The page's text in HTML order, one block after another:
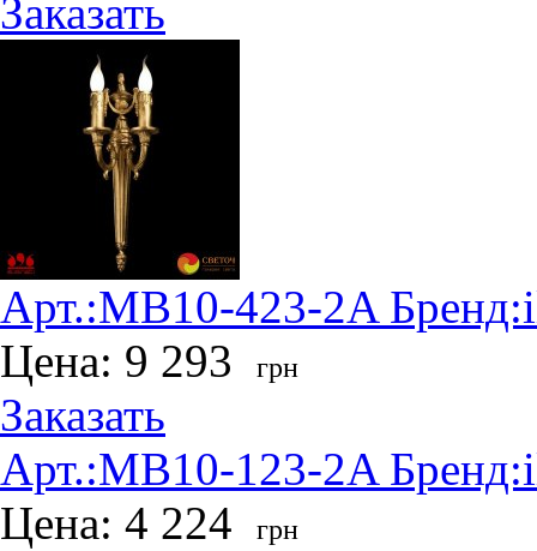
Заказать
Арт.:MB10-423-2A Бренд:
Цена: 9 293 грн
Заказать
Арт.:MB10-123-2A Бренд:
Цена: 4 224 грн